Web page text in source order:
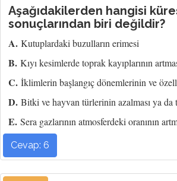
Aşağıdakilerden hangisi
sonuçlarından biri değildir?
A. Kutuplardaki buzulların erimesi
B. Kıyı kesimlerde toprak kayıplarının
C. İklimlerin başlangıç dönemlerinin ve
D. Bitki ve hayvan türlerinin azalması ya da
E. Sera gazlarının atmosferdeki oranının
Cevap: 6